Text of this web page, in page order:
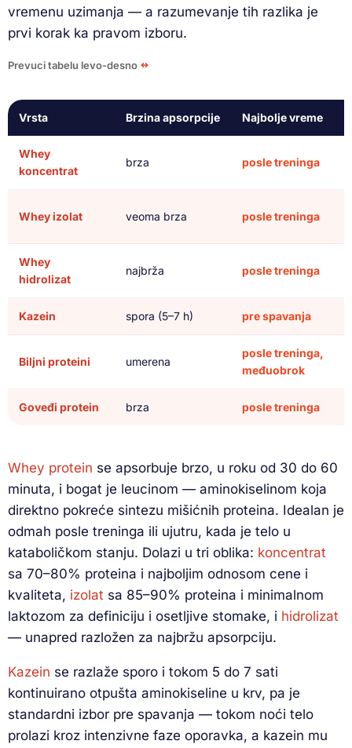
vremenu uzimanja — a razumevanje tih razlika je
prvi korak ka pravom izboru.
Prevuci tabelu levo-desno
Vrsta Brzina apsorpcije Najbolje vreme
Whey
koncentrat
brza posle treninga
Whey izolat veoma brza posle treninga
Whey
hidrolizat
najbrža posle treninga
Kazein spora (5–7 h) pre spavanja
Biljni proteini umerena
posle treninga,
međuobrok
Goveđi protein brza posle treninga
Whey protein se apsorbuje brzo, u roku od 30 do 60
minuta, i bogat je leucinom — aminokiselinom koja
direktno pokreće sintezu mišićnih proteina. Idealan je
odmah posle treninga ili ujutru, kada je telo u
kataboličkom stanju. Dolazi u tri oblika: koncentrat
sa 70–80% proteina i najboljim odnosom cene i
kvaliteta, izolat sa 85–90% proteina i minimalnom
laktozom za definiciju i osetljive stomake, i hidrolizat
— unapred razložen za najbržu apsorpciju.
Kazein se razlaže sporo i tokom 5 do 7 sati
kontinuirano otpušta aminokiseline u krv, pa je
standardni izbor pre spavanja — tokom noći telo
prolazi kroz intenzivne faze oporavka, a kazein mu